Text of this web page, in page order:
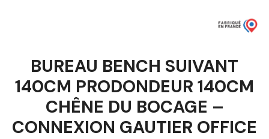
BUREAU BENCH SUIVANT
140CM PRODONDEUR 140CM
CHÊNE DU BOCAGE –
CONNEXION GAUTIER OFFICE